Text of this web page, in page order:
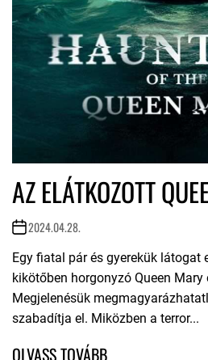
AZ ELÁTKOZOTT
2024.04.28.
Egy fiatal pár és gyerekük látogat
kikötőben horgonyzó Queen Mary
Megjelenésük
szabadítja el. Miközben a terror...